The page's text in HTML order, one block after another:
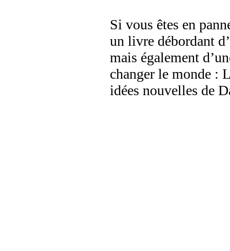
Si vous êtes en
un livre débordant
mais également
changer le monde :
idées nouvelles de